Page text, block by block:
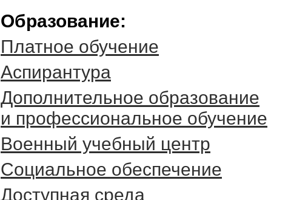
Образование:
Платное обучение
Аспирантура
Дополнительное образование
и профессиональное обучение
Военный учебный центр
Социальное обеспечение
Доступная среда